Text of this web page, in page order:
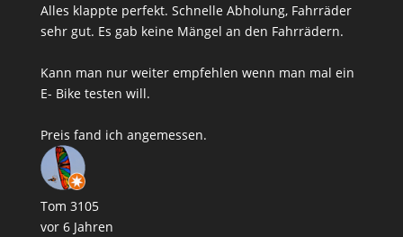
Alles klappte perfekt. Schnelle Abholung, Fahrräder
sehr gut. Es gab keine Mängel an den Fahrrädern.
Kann man nur weiter empfehlen wenn man mal ein
E- Bike testen will.
Preis fand ich angemessen.
Tom 3105
vor 6 Jahren